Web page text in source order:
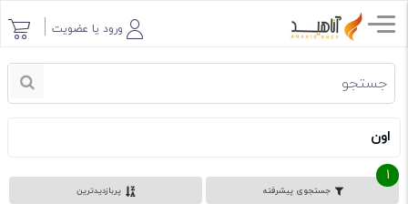
ورود یا عضویت
اون
جستجوی پیشرفته
1
پربازدیدترین